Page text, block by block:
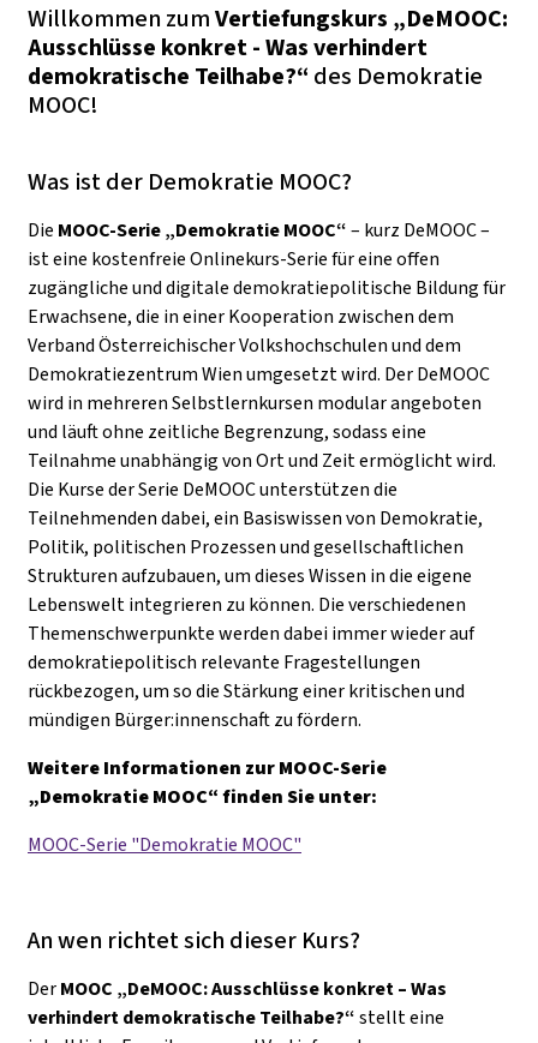
Willkommen zumVertiefungskurs „DeMOOC:
Ausschlüsse konkret - Was verhindert
demokratische Teilhabe?“ des Demokratie
MOOC!
Was ist der Demokratie MOOC?
Die MOOC-Serie „Demokratie MOOC“– kurz DeMOOC –
ist eine kostenfreie Onlinekurs-Serie für eine offen
zugängliche und digitale demokratiepolitische Bildung für
Erwachsene, die in einer Kooperation zwischen dem
Verband Österreichischer Volkshochschulen und dem
Demokratiezentrum Wien umgesetzt wird. Der DeMOOC
wird in mehreren Selbstlernkursen modular angeboten
und läuft ohne zeitliche Begrenzung, sodass eine
Teilnahme unabhängig von Ort und Zeit ermöglicht wird.
Die Kurse der Serie DeMOOC unterstützen die
Teilnehmenden dabei, ein Basiswissen von Demokratie,
Politik, politischen Prozessen und gesellschaftlichen
Strukturen aufzubauen, um dieses Wissen in die eigene
Lebenswelt integrieren zu können. Die verschiedenen
Themenschwerpunkte werden dabei immer wieder auf
demokratiepolitisch relevante Fragestellungen
rückbezogen, um so die Stärkung einer kritischen und
mündigen Bürger:innenschaft zu fördern.
Weitere Informationen zur MOOC-Serie
„Demokratie MOOC“ finden Sie unter:
MOOC-Serie "Demokratie MOOC"
An wen richtet sich dieser Kurs?
DerMOOC „DeMOOC: Ausschlüsse konkret – Was
verhindert demokratische Teilhabe?“stellt eine